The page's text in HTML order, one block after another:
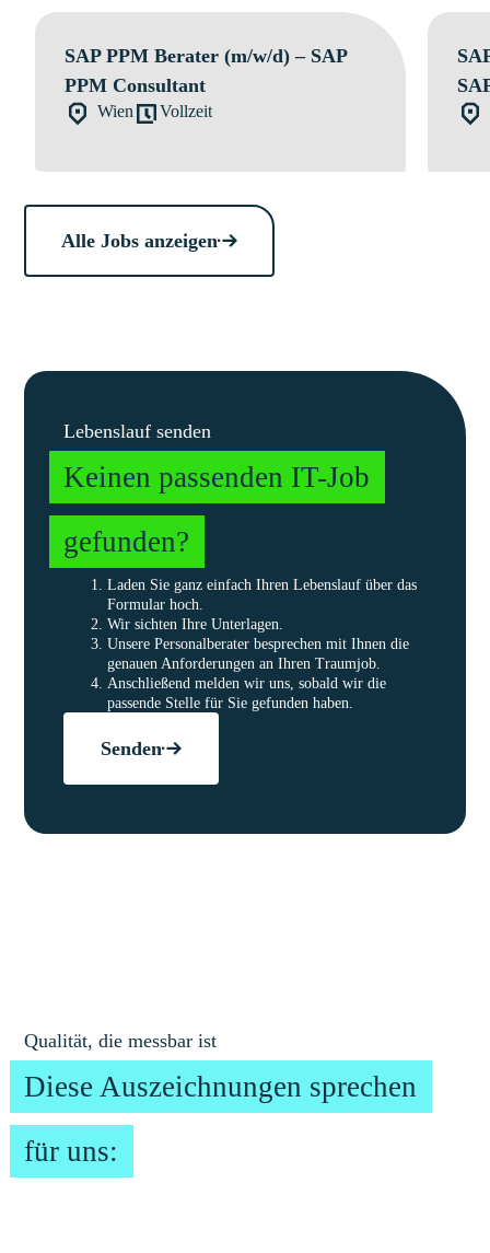
SAP PPM Berater (m/w/d) – SAP
PPM Consultant
Wien Vollzeit
Alle Jobs anzeigen
Lebenslauf senden
Keinen passenden IT-Job
gefunden?
Laden Sie ganz einfach Ihren Lebenslauf über das
Formular hoch.
Wir sichten Ihre Unterlagen.
Unsere Personalberater besprechen mit Ihnen die
genauen Anforderungen an Ihren Traumjob.
Anschließend melden wir uns, sobald wir die
passende Stelle für Sie gefunden haben.
Senden
Qualität, die messbar ist
Diese Auszeichnungen sprechen
für uns: